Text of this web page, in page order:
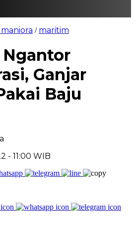
/ maritim
Ganjar
Baju
- 11:00 WIB